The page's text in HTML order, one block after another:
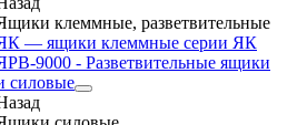
клеммные, разветвительные
— ящики клеммные серии ЯК
9000 - Разветвительные ящики
силовые